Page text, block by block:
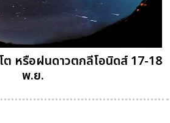
หรือฝนดาวตกลีโอนิดส์ 17-18
พ.ย.